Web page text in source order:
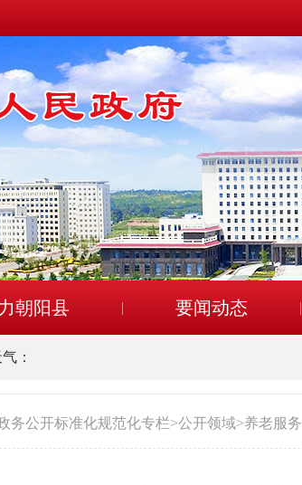
朝阳县 要闻动态
：
务公开标准化规范化专栏>公开领域>养老服务